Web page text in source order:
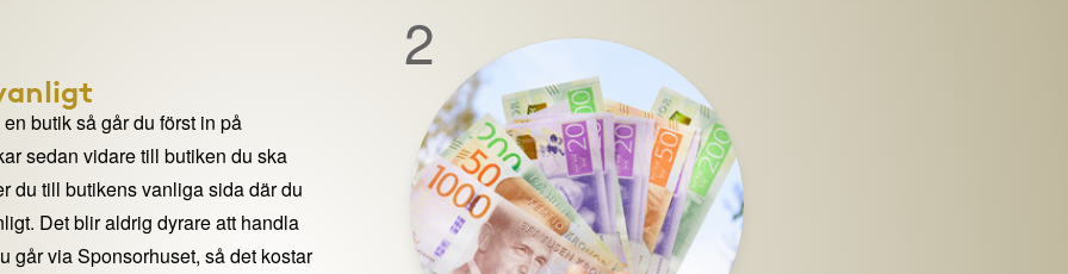
2
butik så går du först in på
sedan vidare till butiken du ska
du till butikens vanliga sida där du
Det blir aldrig dyrare att handla
går via Sponsorhuset, så det kostar